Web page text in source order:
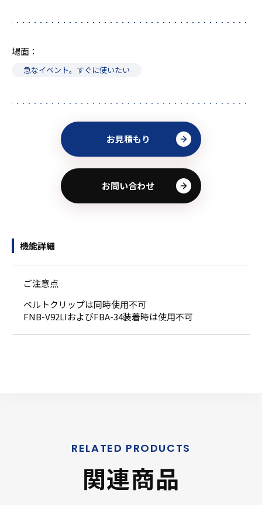
場面
急なイベント。すぐに使いたい
お見積もり
お問い合わせ
機能詳細
ご注意点
ベルトクリップは同時使用不可
FNB-V92LIおよびFBA-34装着時は使用不可
関連商品